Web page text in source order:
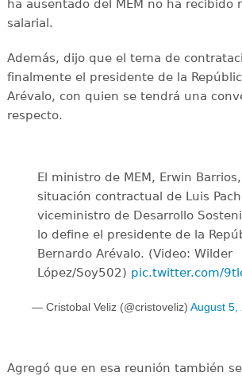
ha ausentado del MEM no ha recibido
salarial.
Además, dijo que el tema de
finalmente el presidente de la
Arévalo, con quien se tendrá una
respecto.
El ministro de MEM, Erwin
situación contractual de Luis
viceministro de Desarrollo
lo define el presidente de la
Bernardo Arévalo. (Video: Wilder
López/Soy502) pic.twitter.com/
— Cristobal Veliz (@cristoveliz) August 5,
Agregó que en esa reunión también